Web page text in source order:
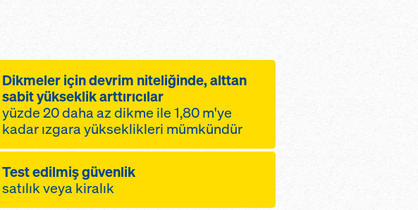
Dikmeler için devrim niteliğinde, alttan
sabit yükseklik arttırıcılar
yüzde 20 daha az dikme ile 1,80 m'ye
kadar ızgara yükseklikleri mümkündür
Bu dahiyane sistem
sadece bir dikme ile 1,20 m'ye kadar
tam güvenlik sağlar
Test edilmiş güvenlik
satılık veya kiralık